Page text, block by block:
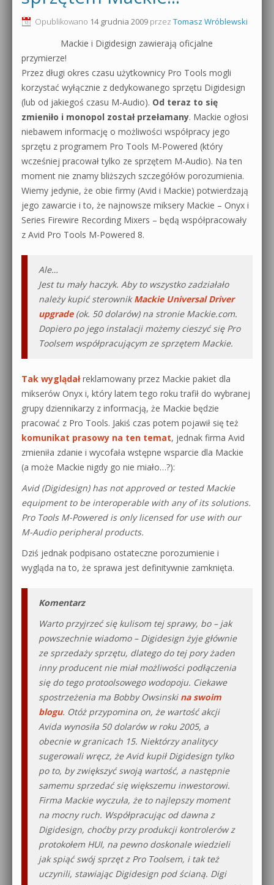
Produkcja muzyczna od podstaw
Sylenth1 od podstaw
Sound Forge od podstaw
Dubstep z syntezatorem Massive
Kontakt 5 Kompendium
Pakiety
0dB.pl - informacje
Newsletter
Materiały dla mediów
Archiwum aktualności
Polityka prywatności
Regulamin
Działanie sklepu internetowego
Wyszukiwanie
Opublikowano 14 grudnia 2009 przez Tomasz Wróblewski
Mackie i Digidesign zawierają oficjalne
przymierze!
Przez długi okres czasu użytkownicy Pro Tools mogli
korzystać wyłącznie z dedykowanego sprzętu Digidesign
(lub od jakiegoś czasu M-Audio). Od teraz to się
zmieniło i monopol został przełamany. Mackie ogłosi
niebawem informację o możliwości współpracy jego
sprzętu z programem Pro Tools M-Powered (który
wcześniej pracował tylko ze sprzętem M-Audio). Na ten
moment nie znamy bliższych szczegółów porozumienia.
Wiemy jedynie, że obie firmy (Avid i Mackie) potwierdzają
jego zawarcie i to, że najnowsze miksery Mackie – Onyx i
Series Firewire Recording Mixers – będą współpracowały
z Avid Pro Tools M-Powered 8.
Ale…
Jest tu mały haczyk. Aby to wszystko zadziałało
należy kupić sterownikMackie Universal Driver
upgrade(ok. 50 dolarów) na stronie Mackie.com.
Dopiero po jego instalacji możemy cieszyć się Pro
Toolsem współpracującym ze sprzętem Mackie.
Tak wyglądałreklamowany przez Mackie pakiet dla
mikserów Onyx i, który latem tego roku trafił do wybranej
grupy dziennikarzy z informacją, że Mackie będzie
pracować z Pro Tools. Jakiś czas potem pojawił się też
komunikat prasowy na ten temat, jednak firma Avid
zmieniła zdanie i wycofała wstępne wsparcie dla Mackie
(a może Mackie nigdy go nie miało…?):
Avid (Digidesign) has not approved or tested Mackie
equipment to be interoperable with any of its solutions.
Pro Tools M-Powered is only licensed for use with our
M-Audio peripheral products.
Dziś jednak podpisano ostateczne porozumienie i
wygląda na to, że sprawa jest definitywnie zamknięta.
Komentarz
Warto przyjrzeć się kulisom tej sprawy, bo – jak
powszechnie wiadomo – Digidesign żyje głównie
ze sprzedaży sprzętu, dlatego do tej pory żaden
inny producent nie miał możliwości podłączenia
się do tego protoolsowego wodopoju. Ciekawe
spostrzeżenia ma Bobby Owsinski na swoim
blogu. Otóż przypomina on, że wartość akcji
Avida wynosiła 50 dolarów w roku 2005, a
obecnie w granicach 15. Niektórzy analitycy
sugerowali wręcz, że Avid kupił Digidesign tylko
po to, by zwiększyć swoją wartość, a następnie
samemu sprzedać się większemu inwestorowi.
Firma Mackie wyczuła, że to najlepszy moment
na mocny ruch. Współpracując od dawna z
Digidesign, choćby przy produkcji kontrolerów z
protokołem HUI, na pewno doskonale wiedzieli
jak spiąć swój sprzęt z Pro Toolsem, i tak też
uczynili, stawiając Digidesign pod ścianą. Digi